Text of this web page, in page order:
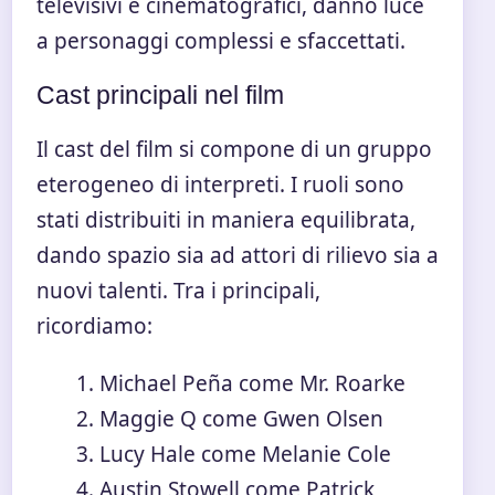
a personaggi complessi e sfaccettati.
Cast principali nel film
Il cast del film si compone di un gruppo
eterogeneo di interpreti. I ruoli sono
stati distribuiti in maniera equilibrata,
dando spazio sia ad attori di rilievo sia a
nuovi talenti. Tra i principali,
ricordiamo:
Michael Peña come Mr. Roarke
Maggie Q come Gwen Olsen
Lucy Hale come Melanie Cole
Austin Stowell come Patrick